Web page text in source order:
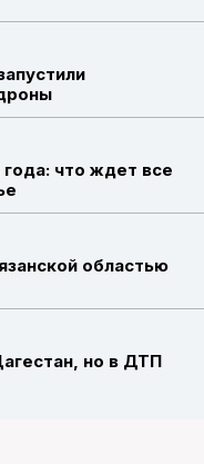
года: что ждет все
областью
но в ДТП